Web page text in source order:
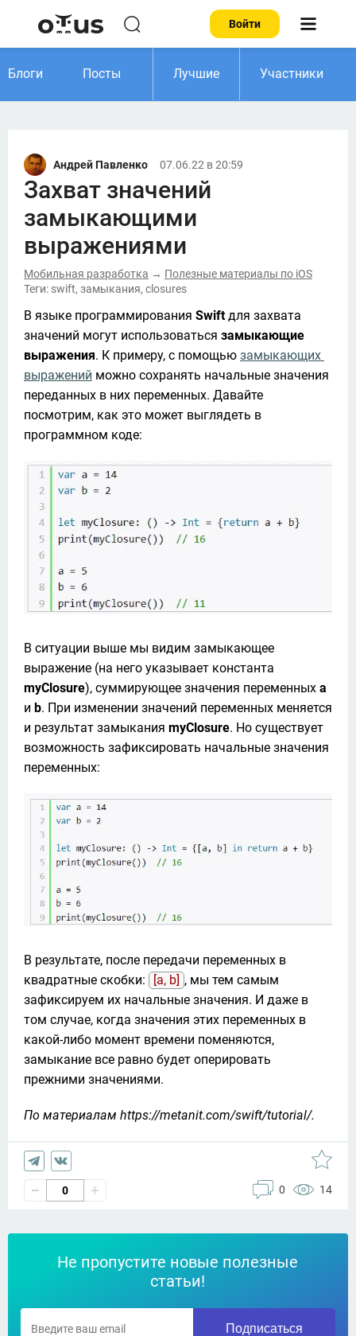
Войти
Блоги Посты Лучшие Участники
Андрей Павленко 07.06.22 в 20:59
Захват значений
замыкающими
выражениями
Мобильная разработка → Полезные материалы по iOS
Теги: swift, замыкания, сlosures
В языке программирования Swift для захвата
значений могут использоваться замыкающие
выражения. К примеру, с помощью замыкающих
выражений можно сохранять начальные значения
переданных в них переменных. Давайте
посмотрим, как это может выглядеть в
программном коде:
В ситуации выше мы видим замыкающее
myClosure), суммирующее значения переменных a
и b. При изменении значений переменных меняется
и результат замыкания myClosure. Но существует
возможность зафиксировать начальные значения
переменных:
В результате, после передачи переменных в
квадратные скобки:
[a, b] , мы тем самым
зафиксируем их начальные значения. И даже в
том случае, когда значения этих переменных в
какой-либо момент времени поменяются,
замыкание все равно будет оперировать
прежними значениями.
По материалам https://metanit.com/swift/tutorial/.
0 0 14
Не пропустите новые полезные
статьи!
Подписаться